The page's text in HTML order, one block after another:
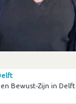
en Bewust-Zijn in Delft